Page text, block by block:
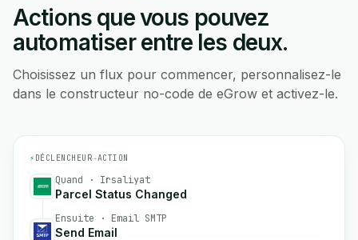
Actions que vous pouvez
automatiser entre les deux.
Choisissez un flux pour commencer, personnalisez-le
dans le constructeur no-code de eGrow et activez-le.
⚡ DÉCLENCHEUR→ACTION
Quand · Irsaliyat
Parcel Status Changed
Ensuite · Email SMTP
Send Email